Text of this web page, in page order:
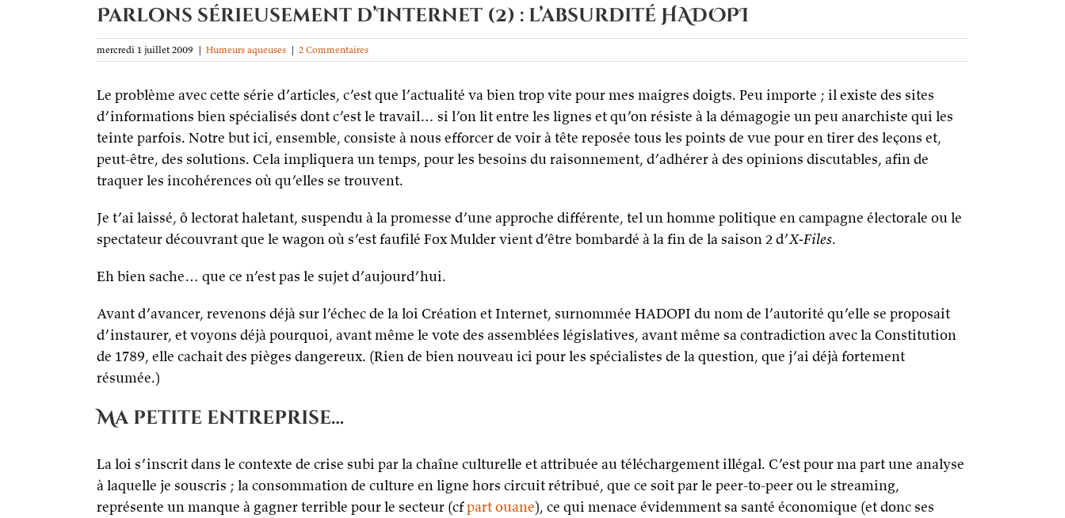
Parlons sérieusement d’Internet (2) : l’absurdité HADOPI
mercredi 1 juillet 2009 | Humeurs aqueuses | 2 Commentaires
Le problème avec cette série d’articles, c’est que l’actualité va bien trop vite pour mes maigres doigts. Peu importe ; il existe des sites
d’informations bien spécialisés dont c’est le travail… si l’on lit entre les lignes et qu’on résiste à la démagogie un peu anarchiste qui les
teinte parfois. Notre but ici, ensemble, consiste à nous efforcer de voir à tête reposée tous les points de vue pour en tirer des leçons et,
peut-être, des solutions. Cela impliquera un temps, pour les besoins du raisonnement, d’adhérer à des opinions discutables, afin de
traquer les incohérences où qu’elles se trouvent.
Je t’ai laissé, ô lectorat haletant, suspendu à la promesse d’une approche différente, tel un homme politique en campagne électorale ou le
spectateur découvrant que le wagon où s’est faufilé Fox Mulder vient d’être bombardé à la fin de la saison 2 d’X-Files.
Eh bien sache… que ce n’est pas le sujet d’aujourd’hui.
Avant d’avancer, revenons déjà sur l’échec de la loi Création et Internet, surnommée HADOPI du nom de l’autorité qu’elle se proposait
d’instaurer, et voyons déjà pourquoi, avant même le vote des assemblées législatives, avant même sa contradiction avec la Constitution
de 1789, elle cachait des pièges dangereux. (Rien de bien nouveau ici pour les spécialistes de la question, que j’ai déjà fortement
résumée.)
Ma petite entreprise…
La loi s’inscrit dans le contexte de crise subi par la chaîne culturelle et attribuée au téléchargement illégal. C’est pour ma part une analyse
à laquelle je souscris ; la consommation de culture en ligne hors circuit rétribué, que ce soit par le peer-to-peer ou le streaming,
représente un manque à gagner terrible pour le secteur (cfpart ouane), ce qui menace évidemment sa santé économique (et donc ses